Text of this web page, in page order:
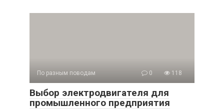
По разным поводам 0 118
Выбор электродвигателя для
промышленного предприятия